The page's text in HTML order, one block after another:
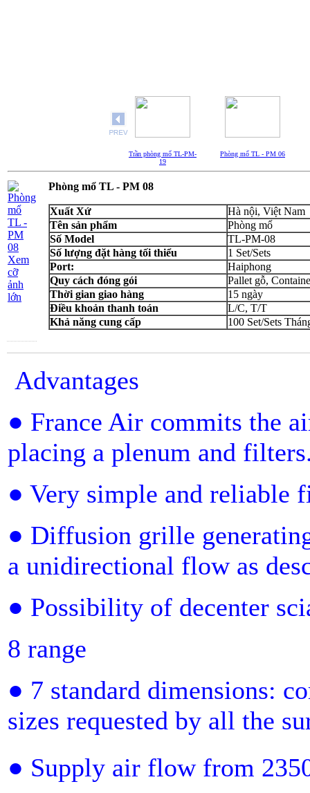
Trần phòng mổ TL-PM-
19
Phòng mổ TL - PM 06
Xem
cỡ
ảnh
lớn
Phòng mổ TL - PM 08
Xuất Xứ
Hà nội, Việt Nam
Tên sản phẩm
Phòng mổ
Số Model
TL-PM-08
Số lượng đặt hàng tối thiểu
1 Set/Sets
Port:
Haiphong
Quy cách đóng gói
Pallet gỗ,
Thời gian giao hàng
15 ngày
Điều khoản thanh toán
L/C, T/T
Khả năng cung cấp
100 Set/Sets
Advantages
● France Air commits the
placing a plenum and
● Very simple and reliable
● Diffusion grille
a unidirectional flow as
● Possibility of decenter
8 range
● 7 standard dimensions:
sizes requested by all the
● Supply air flow from